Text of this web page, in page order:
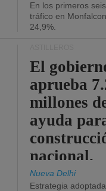
En los primeros
tráfico en
24,9%.
El
aprueba
millones
ayuda
nacional.
Nueva Delhi
Estrategia